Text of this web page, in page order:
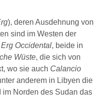
), deren Ausdehnung von
sind im Westen der
Occidental, beide in
Wüste, die sich von
wo sie auch Calancio
anderem in Libyen die
im Norden des Sudan das